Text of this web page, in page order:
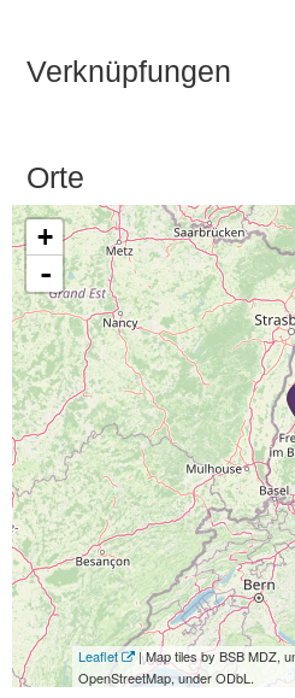
Verknüpfungen
Orte
+
-
Leaflet
| Map tiles by BSB MDZ,
OpenStreetMap, under ODbL.